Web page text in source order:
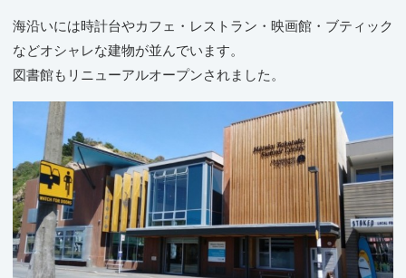
海沿いには時計台やカフェ・レストラン・映画館・ブティック
などオシャレな建物が並んでいます。
図書館もリニューアルオープンされました。